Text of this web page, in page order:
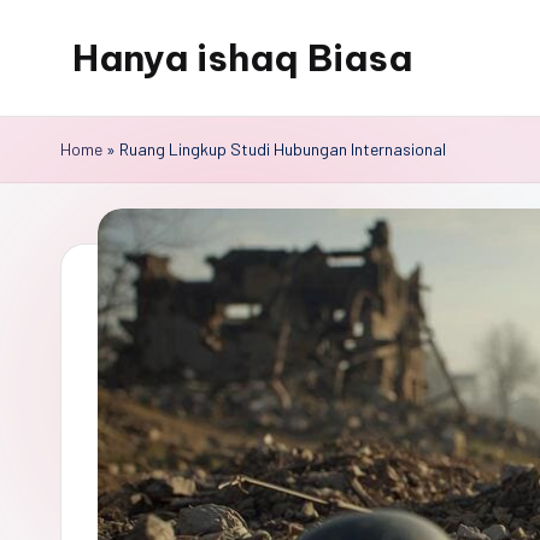
Hanya ishaq Biasa
Rahman,
Unhas,
Dosen
Hubungan
Internasional,
Peneliti
Center
for
Peace,
Conflict,
and
Home » Ruang Lingkup Studi Hubungan Internasional